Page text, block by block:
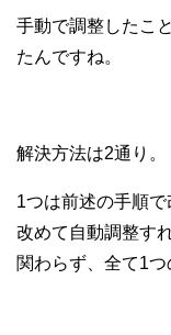
手動で調整したこ
たんですね。
解決方法は2通り。
1つは前述の手順で
改めて自動調整す
関わらず、全て1つ